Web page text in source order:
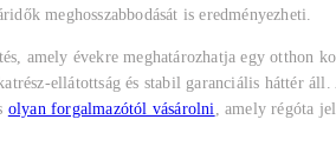
meghosszabbodását is eredményezheti.
amely évekre meghatározhatja egy otthon
ellátottság és stabil garanciális háttér
olyan forgalmazótól vásárolni, amely régóta